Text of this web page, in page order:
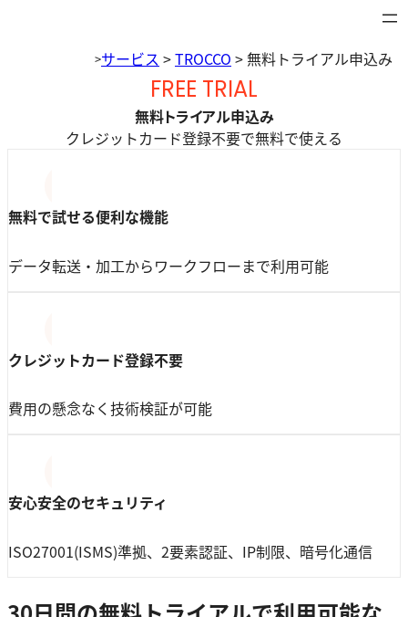
>サービス >TROCCO > 無料トライアル申込み
FREE TRIAL
無料トライアル申込み
クレジットカード登録不要で無料で使える
無料で試せる便利な機能
データ転送・加工からワークフローまで利用可能
クレジットカード登録不要
費用の懸念なく技術検証が可能
安心安全のセキュリティ
ISO27001(ISMS)準拠、2要素認証、IP制限、暗号化通信